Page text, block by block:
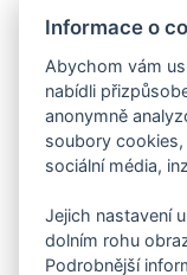
Stélka FARE BARE
celoroční
Informace o
Abychom vám
nabídli
anonymně
soubory
sociální média,
Jejich nastavení
dolním rohu
Podrobnější